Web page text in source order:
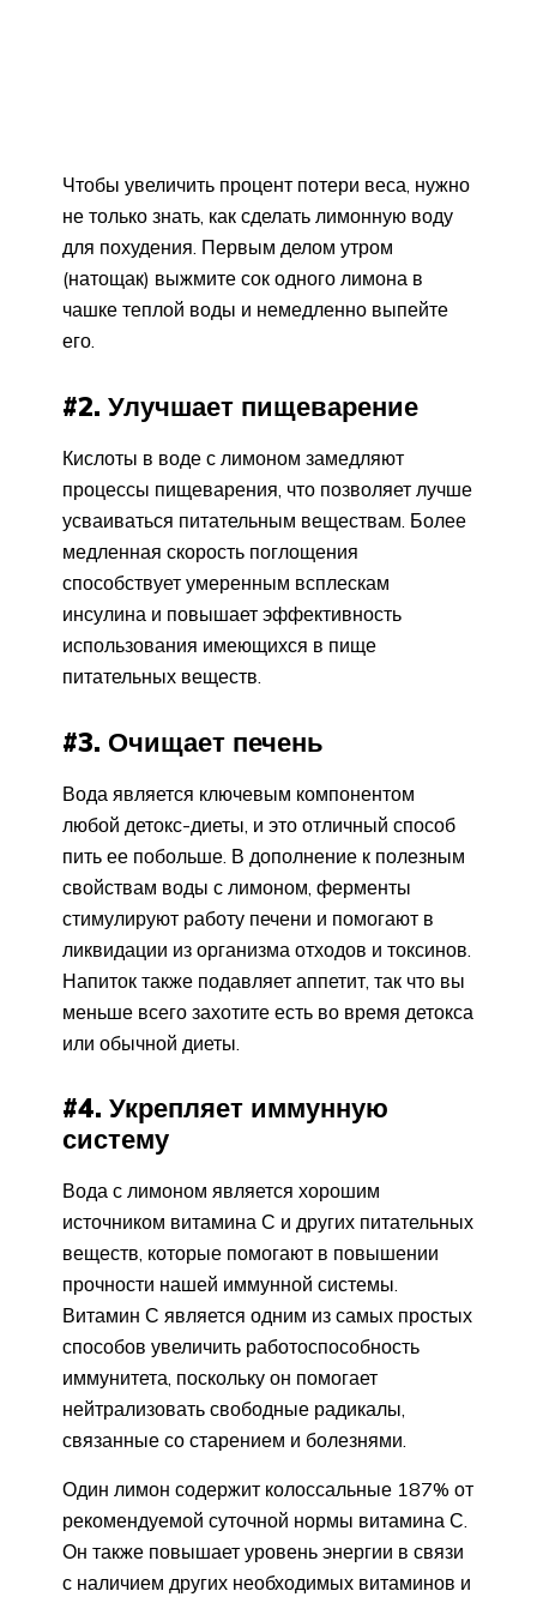
Чтобы увеличить процент потери веса, нужно
не только знать, как сделать лимонную воду
для похудения. Первым делом утром
(натощак) выжмите сок одного лимона в
чашке теплой воды и немедленно выпейте
его.
#2. Улучшает пищеварение
Кислоты в воде с лимоном замедляют
процессы пищеварения, что позволяет лучше
усваиваться питательным веществам. Более
медленная скорость поглощения
способствует умеренным всплескам
инсулина и повышает эффективность
использования имеющихся в пище
питательных веществ.
#3. Очищает печень
Вода является ключевым компонентом
любой детокс-диеты, и это отличный способ
пить ее побольше. В дополнение к полезным
свойствам воды с лимоном, ферменты
стимулируют работу печени и помогают в
ликвидации из организма отходов и токсинов.
Напиток также подавляет аппетит, так что вы
меньше всего захотите есть во время детокса
или обычной диеты.
#4. Укрепляет иммунную
систему
Вода с лимоном является хорошим
источником витамина С и других питательных
веществ, которые помогают в повышении
прочности нашей иммунной системы.
Витамин С является одним из самых простых
способов увеличить работоспособность
иммунитета, поскольку он помогает
нейтрализовать свободные радикалы,
связанные со старением и болезнями.
Один лимон содержит колоссальные 187% от
рекомендуемой суточной нормы витамина С.
Он также повышает уровень энергии в связи
с наличием других необходимых витаминов и